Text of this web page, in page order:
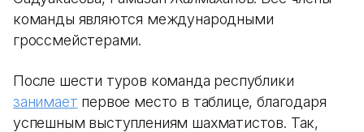
команды являются международными
гроссмейстерами.
После шести туров команда республики
занимает первое место в таблице, благодаря
успешным выступлениям шахматистов. Так,